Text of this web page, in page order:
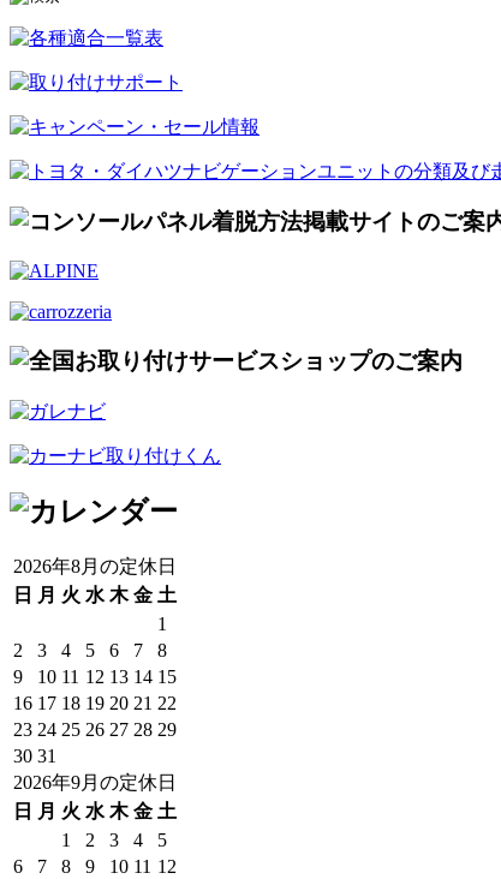
2026年8月の定休日
日
月 火 水 木 金 土
1
2
3 4 5 6 7
8
9
10 11 12 13 14 15
16 17 18 19 20 21 22
23 24 25 26 27 28 29
30 31
2026年9月の定休日
日
月 火 水 木 金 土
1
2 3 4
5
6
7 8 9 10 11 12